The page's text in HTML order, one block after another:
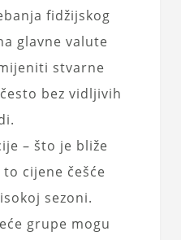
fidžijskog
glavne valute
stvarne
bez vidljivih
– što je bliže
cijene češće
sezoni.
grupe mogu